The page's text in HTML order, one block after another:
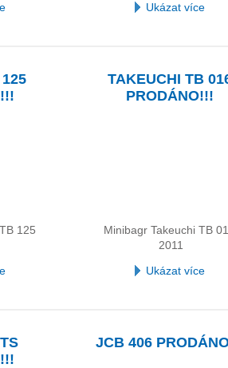
Ukázat více
125
TAKEUCHI TB
PRODÁNO!!!
Minibagr Takeuchi TB
2011
Ukázat více
JCB 406